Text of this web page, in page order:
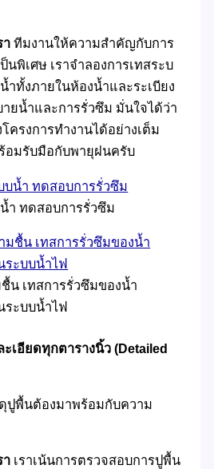
า ทีมงานให้ความสำคัญกับการ
นพิเศษ เราจำลองการเทสระบ
ำทั้งภายในห้องน้ำและระเบียง
ายน้ำและการรั่วซึม มั่นใจได้ว่า
ครงการทำงานได้อย่างเต็ม
อมรับมือกับพายุฝนครับ
ำ ทดสอบการรั่วซึม
น เทสการรั่วซึมของน้ำ
ระบบน้ำไฟ
ะเอียดทุกตารางนิ้ว (Detailed
ปูพื้นต้องมาพร้อมกับความ
า เราเน้นการตรวจสอบการปูพื้น